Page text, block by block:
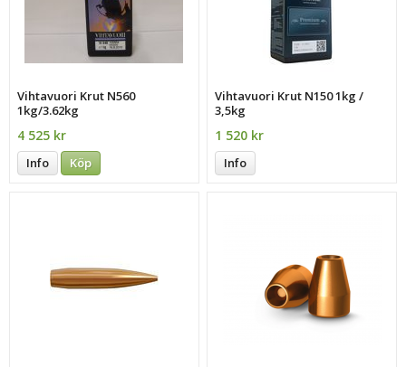
Vihtavuori Krut N560
1kg/3.62kg
4 525 kr
Info Köp
Vihtavuori Krut N150 1kg /
3,5kg
1 520 kr
Info